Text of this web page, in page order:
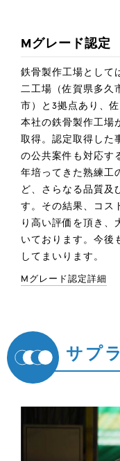
Mグレード認定
鉄骨製作工場として
二工場（佐賀県多久
市）と3拠点あり、
本社の鉄骨製作工場
取得。認定取得した
の公共案件も対応す
年培ってきた熟練工
ど、さらなる品質及
す。その結果、コス
り高い評価を頂き、
いております。今後
してまいります。
Mグレード認定詳細
サプ